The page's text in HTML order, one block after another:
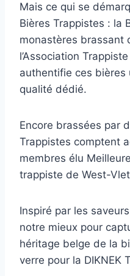
Mais ce qui se
Bières Trappistes : la
monastères brassant
l’Association
authentifie ces bières
qualité dédié.
Encore brassées par
Trappistes comptent
membres élu
trappiste de West-
Inspiré par les
notre mieux pour
héritage belge de la
verre pour la DIKNEK